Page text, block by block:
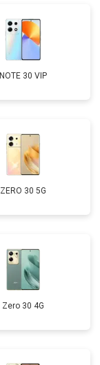
NOTE 30 VIP
ZERO 30 5G
Zero 30 4G